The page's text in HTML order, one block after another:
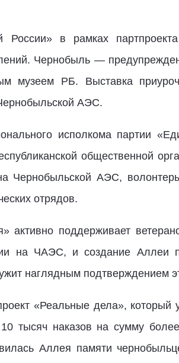
в рамках партпроекта
Чернобыль —
музеем РБ. Выставка
АЭС.
исполкома партии
общественной
Чернобыльской АЭС,
отрядов.
активно поддерживает
на ЧАЭС, и создание Аллеи
наглядным подтверждением
«Реальные дела», который
тысяч наказов на сумму
Аллея памяти